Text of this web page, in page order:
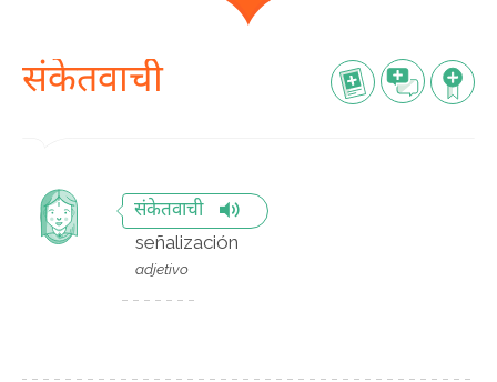
संकेतवाची
संकेतवाची
señalización
adjetivo